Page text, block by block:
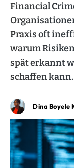
Financial
Praxis oft
warum
spät erkannt
schaffen kann.
Dina Boyele